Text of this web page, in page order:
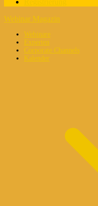
Webinar Magazin
Webinare
Experten
Corporate Channels
Kalender